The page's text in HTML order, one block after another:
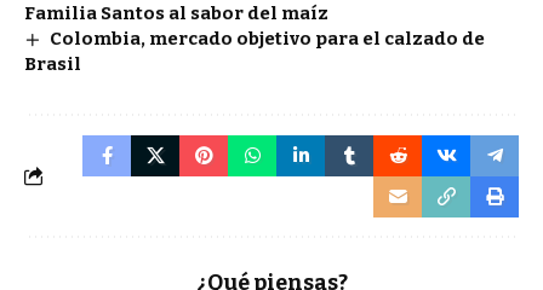
Familia Santos al sabor del maíz
Colombia, mercado objetivo para el calzado de
Brasil
¿Qué piensas?